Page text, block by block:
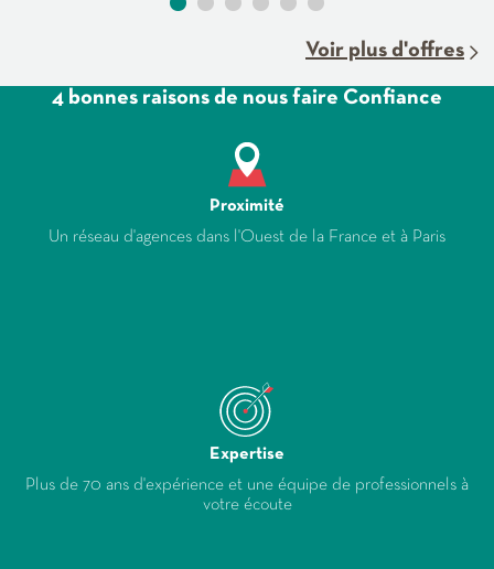
Voir plus d'offres
4 bonnes raisons de nous faire Confiance
Proximité
Un réseau d'agences dans l'Ouest de la France et à Paris
Expertise
Plus de 70 ans d'expérience et une équipe de professionnels à
votre écoute